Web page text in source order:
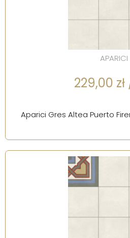
APARICI
229,00
Aparici Gres Altea Puerto